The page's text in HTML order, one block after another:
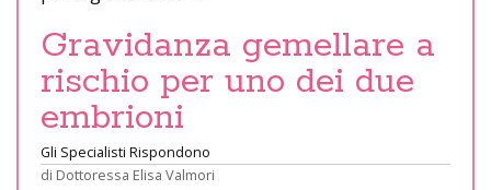
Gravidanza gemellare a
rischio per uno dei due
embrioni
Gli Specialisti Rispondono
di Dottoressa Elisa Valmori